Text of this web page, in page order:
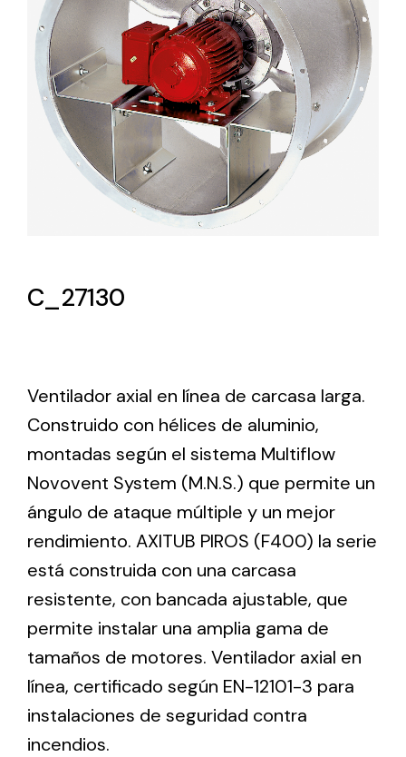
Lighting and Electrical
Equipment
Complete solutions in lighting and electrical
material for each project and need
Amplia gama de ventiladores y equipos de
Ventilation
The incorporation of Novovent into the group
meant a greater offer of ventilation products for
different uses
Iluminación Solar
Variedad de soluciones solares para todo tipo
de necesidades.
C_27130
Ventilador axial en línea de carcasa larga.
Construido con hélices de aluminio,
montadas según el sistema Multiflow
Novovent System (M.N.S.) que permite un
ángulo de ataque múltiple y un mejor
rendimiento. AXITUB PIROS (F400) la serie
está construida con una carcasa
resistente, con bancada ajustable, que
permite instalar una amplia gama de
tamaños de motores. Ventilador axial en
línea, certificado según EN-12101-3 para
instalaciones de seguridad contra
incendios.